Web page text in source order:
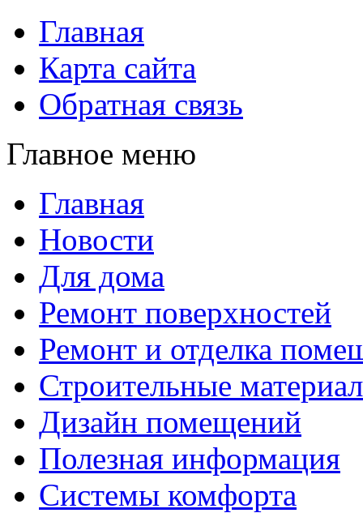
Главная
Карта сайта
Обратная связь
Главное меню
Главная
Новости
Для дома
Ремонт поверхностей
Ремонт и отделка
Строительные
Дизайн помещений
Полезная информация
Системы комфорта